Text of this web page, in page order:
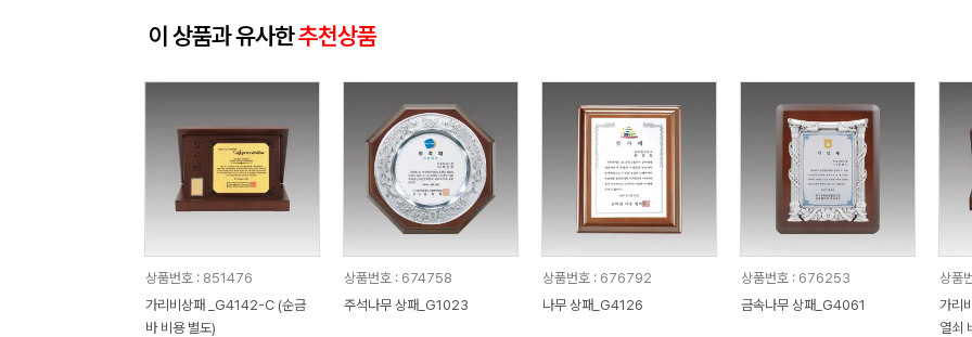
이 상품과 유사한추천상품
상품번호 : 851476
가리비상패 _G4142-C (순금
바 비용 별도)
상품번호 : 674758
주석나무 상패_G1023
상품번호 : 676792
나무 상패_G4126
상품번호 : 676253
금속나무 상패_G4061
상품
가리
열쇠